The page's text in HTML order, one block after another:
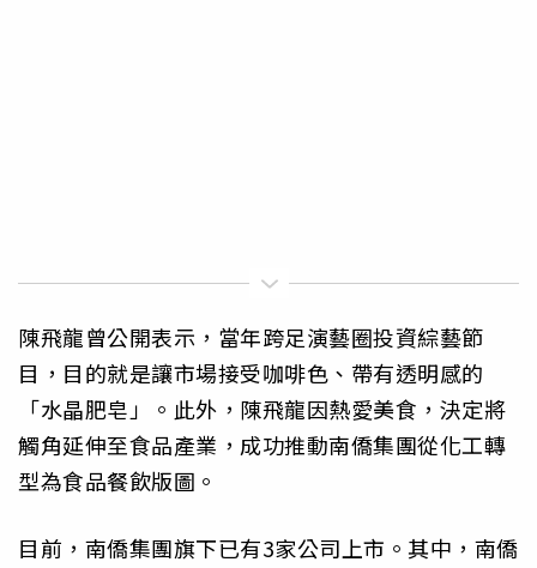
陳飛龍曾公開表示，當年跨足演藝圈投資綜藝節
目，目的就是讓市場接受咖啡色、帶有透明感的
「水晶肥皂」。此外，陳飛龍因熱愛美食，決定將
觸角延伸至食品產業，成功推動南僑集團從化工轉
型為食品餐飲版圖。
目前，南僑集團旗下已有3家公司上市。其中，南僑